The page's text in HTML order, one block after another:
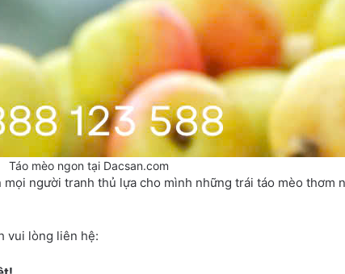
Táo mèo ngon tại Dacsan.com
người tranh thủ lựa cho mình những trái táo mèo thơm
vui lòng liên hệ: